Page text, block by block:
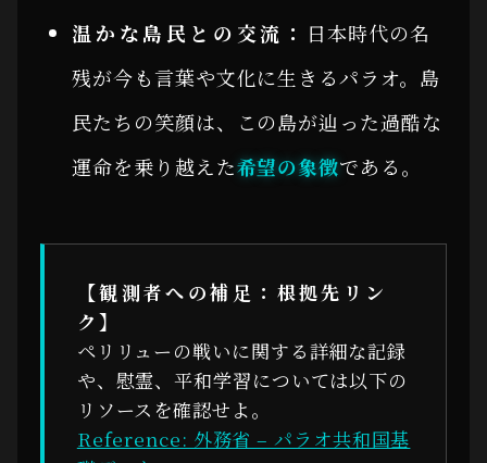
温かな島民との交流： 日本時代の名
残が今も言葉や文化に生きるパラオ。島
民たちの笑顔は、この島が辿った過酷な
運命を乗り越えた希望の象徴である。
【観測者への補足：根拠先リン
ク】
ペリリューの戦いに関する詳細な記録
や、慰霊、平和学習については以下の
リソースを確認せよ。
Reference: 外務省 – パラオ共和国基